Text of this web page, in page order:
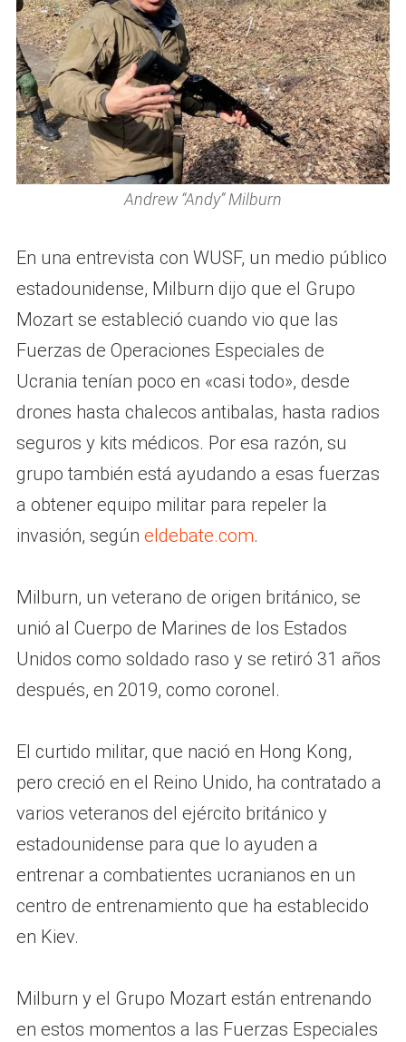
Andrew “Andy” Milburn
En una entrevista con WUSF, un medio público
estadounidense, Milburn dijo que el Grupo
Mozart se estableció cuando vio que las
Fuerzas de Operaciones Especiales de
Ucrania tenían poco en «casi todo», desde
drones hasta chalecos antibalas, hasta radios
seguros y kits médicos. Por esa razón, su
grupo también está ayudando a esas fuerzas
a obtener equipo militar para repeler la
invasión, según eldebate.com.
Milburn, un veterano de origen británico, se
unió al Cuerpo de Marines de los Estados
Unidos como soldado raso y se retiró 31 años
después, en 2019, como coronel.
El curtido militar, que nació en Hong Kong,
pero creció en el Reino Unido, ha contratado a
varios veteranos del ejército británico y
estadounidense para que lo ayuden a
entrenar a combatientes ucranianos en un
centro de entrenamiento que ha establecido
en Kiev.
Milburn y el Grupo Mozart están entrenando
en estos momentos a las Fuerzas Especiales